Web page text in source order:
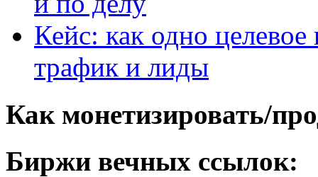
Кейс: как одно
трафик и лиды
Как монетизировать/
Биржи вечных ссылок: